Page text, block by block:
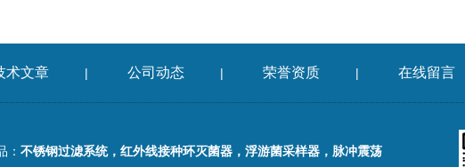
术文章 | 公司动态 | 荣誉资质 | 在线留言
： 不锈钢过滤系统，红外线接种环灭菌器，浮游菌采样器，脉冲震荡